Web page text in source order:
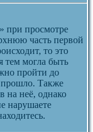
при просмотре
часть первой
то это
тем могла быть
пройти до
прошло. Также
на неё, однако
нарушаете